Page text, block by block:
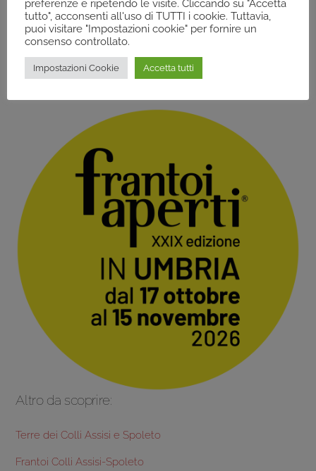
FRANCO PROSPERI, PITTORE E SCULTORE –
ASSISI
Altro da scoprire:
Terre dei Colli Assisi e Spoleto
Frantoi Colli Assisi-Spoleto
preferenze e ripetendo le visite. Cliccando su "Accetta
tutto", acconsenti all'uso di TUTTI i cookie. Tuttavia,
puoi visitare "Impostazioni cookie" per fornire un
consenso controllato.
Impostazioni Cookie Accetta tutti